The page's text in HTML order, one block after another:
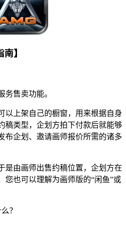
】
售卖功能。
上架自己的橱窗，用来根据自身
稿类型，企划方拍下付款后就能够
布企划、邀请画师报价所需的诸多
由画师出售约稿位置，企划方在
您也可以理解为画师版的“闲鱼”或
？